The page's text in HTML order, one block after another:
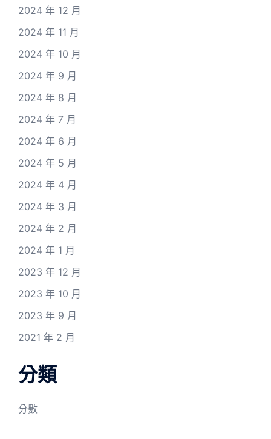
2024 年 12 月
2024 年 11 月
2024 年 10 月
2024 年 9 月
2024 年 8 月
2024 年 7 月
2024 年 6 月
2024 年 5 月
2024 年 4 月
2024 年 3 月
2024 年 2 月
2024 年 1 月
2023 年 12 月
2023 年 10 月
2023 年 9 月
2021 年 2 月
分類
分數